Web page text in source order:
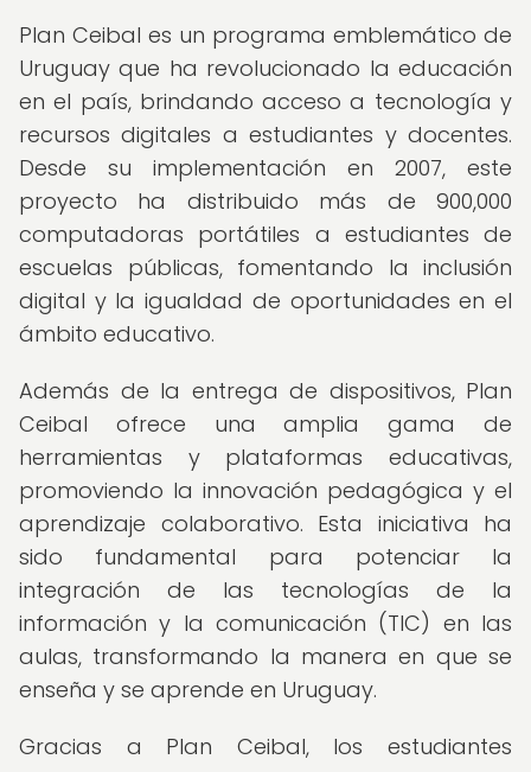
Plan Ceibal es un programa emblemático de
Uruguay que ha revolucionado la educación
en el país, brindando acceso a tecnología y
recursos digitales a estudiantes y docentes.
Desde su implementación en 2007, este
proyecto ha distribuido más de 900,000
computadoras portátiles a estudiantes de
escuelas públicas, fomentando la inclusión
digital y la igualdad de oportunidades en el
ámbito educativo.
Además de la entrega de dispositivos, Plan
Ceibal ofrece una amplia gama de
herramientas y plataformas educativas,
promoviendo la innovación pedagógica y el
aprendizaje colaborativo. Esta iniciativa ha
sido fundamental para potenciar la
integración de las tecnologías de la
información y la comunicación (TIC) en las
aulas, transformando la manera en que se
enseña y se aprende en Uruguay.
Gracias a Plan Ceibal, los estudiantes